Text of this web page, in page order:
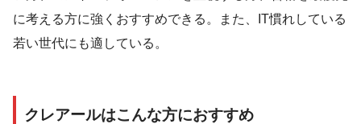
に考える方に強くおすすめできる。また、IT慣れしている
若い世代にも適している。
クレアールはこんな方におすすめ